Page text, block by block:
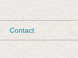
Contact